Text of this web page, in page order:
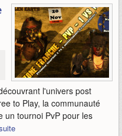
l'univers post
to Play, la communauté
un tournoi PvP pour les